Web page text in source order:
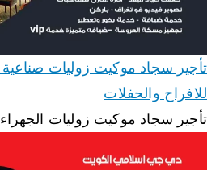
للافراح والحفلات
تأجير سجاد موكيت زوليات الجهراء